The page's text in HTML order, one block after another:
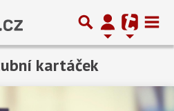
kartáček